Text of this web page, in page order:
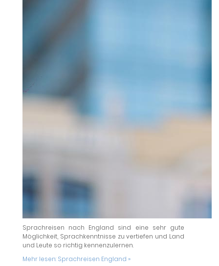
Sprachreisen nach England sind eine sehr gute
Möglichkeit, Sprachkenntnisse zu vertiefen und Land
und Leute so richtig kennenzulernen.
Mehr lesen: Sprachreisen England »